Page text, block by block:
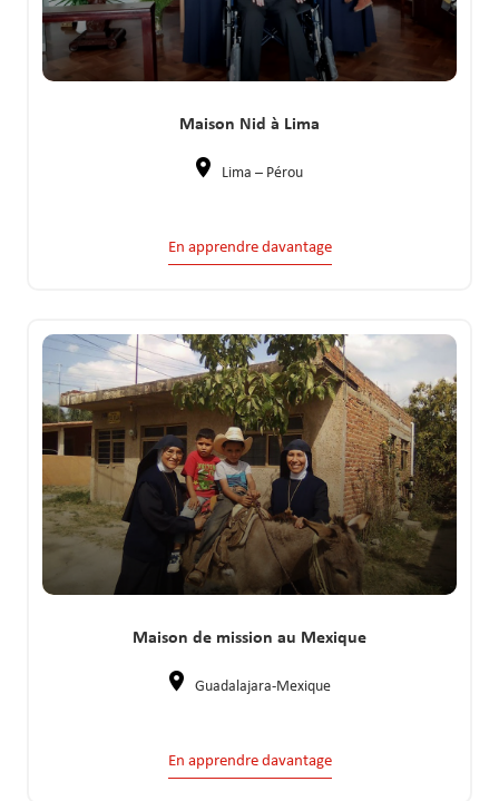
Maison Nid à Lima
Lima – Pérou
En apprendre davantage
Maison de mission au Mexique
Guadalajara-Mexique
En apprendre davantage